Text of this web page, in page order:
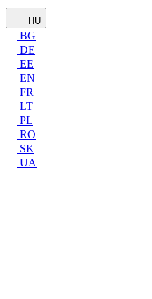
HU
BG
DE
EE
EN
FR
LT
PL
RO
SK
UA